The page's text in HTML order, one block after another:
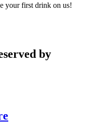
your first drink on us!
by